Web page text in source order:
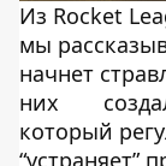
Из Rocket
мы
начнет
них
который